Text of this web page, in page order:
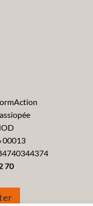
00013
70